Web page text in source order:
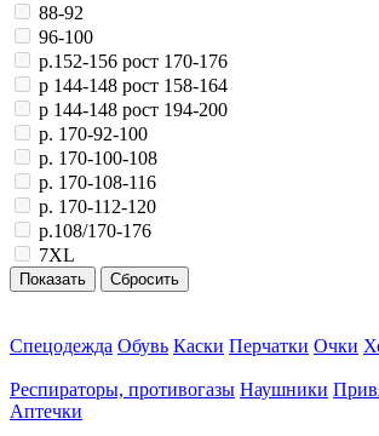
88-92
96-100
р.152-156 рост 170-176
р 144-148 рост 158-164
р 144-148 рост 194-200
р. 170-92-100
р. 170-100-108
р. 170-108-116
р. 170-112-120
р.108/170-176
7XL
Спецодежда Обувь Каски Перчатки Очки
Респираторы, противогазы Наушники
Аптечки